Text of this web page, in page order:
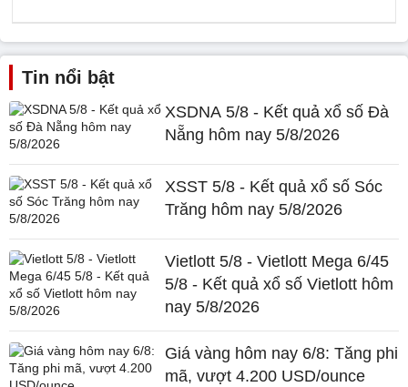
Tin nổi bật
XSDNA 5/8 - Kết quả xổ số Đà
Nẵng hôm nay 5/8/2026
XSST 5/8 - Kết quả xổ số Sóc
Trăng hôm nay 5/8/2026
Vietlott 5/8 - Vietlott Mega 6/45
5/8 - Kết quả xổ số Vietlott hôm
nay 5/8/2026
Giá vàng hôm nay 6/8: Tăng phi
mã, vượt 4.200 USD/ounce